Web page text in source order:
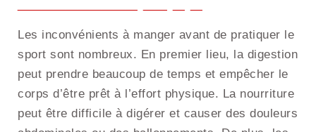
Les inconvénients à manger avant de pratiquer le
sport sont nombreux. En premier lieu, la digestion
peut prendre beaucoup de temps et empêcher le
corps d’être prêt à l’effort physique. La nourriture
peut être difficile à digérer et causer des douleurs